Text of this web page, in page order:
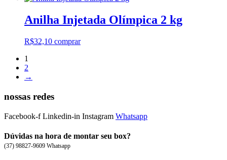
Anilha Injetada Olímpica 2 kg
R$32,10 comprar
1
2
→
nossas redes
Facebook-f Linkedin-in Instagram Whatsapp
Dúvidas na hora de montar seu box?
(37) 98827-9609 Whatsapp